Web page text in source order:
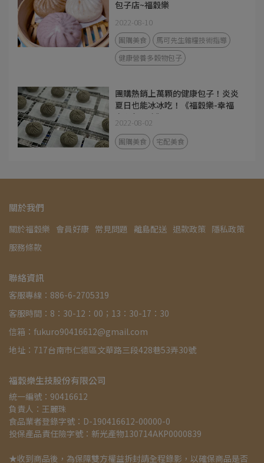
包子店~福穀樂
2022-08-10
團購美食
馬可先生雜糧技術指導
健康營養多穀物包子
團購熱銷上萬顆的健康包子！炎炎
夏日也能冰冰吃！《福穀樂-幸福
安心包子店》
2022-08-02
團購美食 宅配美食
關於我們
關於福穀樂 會員好康 常見問題 離島配送 退款政策 隱私政策
服務條款
聯絡資訊
客服專線：886-6-2705319
客服時間：8：30-12：00；13：30-17：30
信箱：fukuro90416612@gmail.com
地址：717台南市仁德區文華路三段428巷53弄30號
福穀樂生技股份有限公司
統一編號：90416612
負責人：王麗珠
食品業者登錄字號：D-190416612-00000-0
投保產品責任險字號：新光產物130714AKP0000839
★收到商品後，為保障雙方權益拆封請全程錄影，以確保商品是否